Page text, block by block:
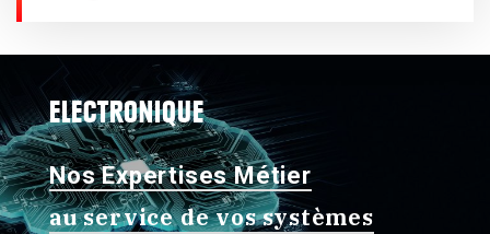
ELECTRONIQUE
Nos Expertises Métier
au service de vos systèmes